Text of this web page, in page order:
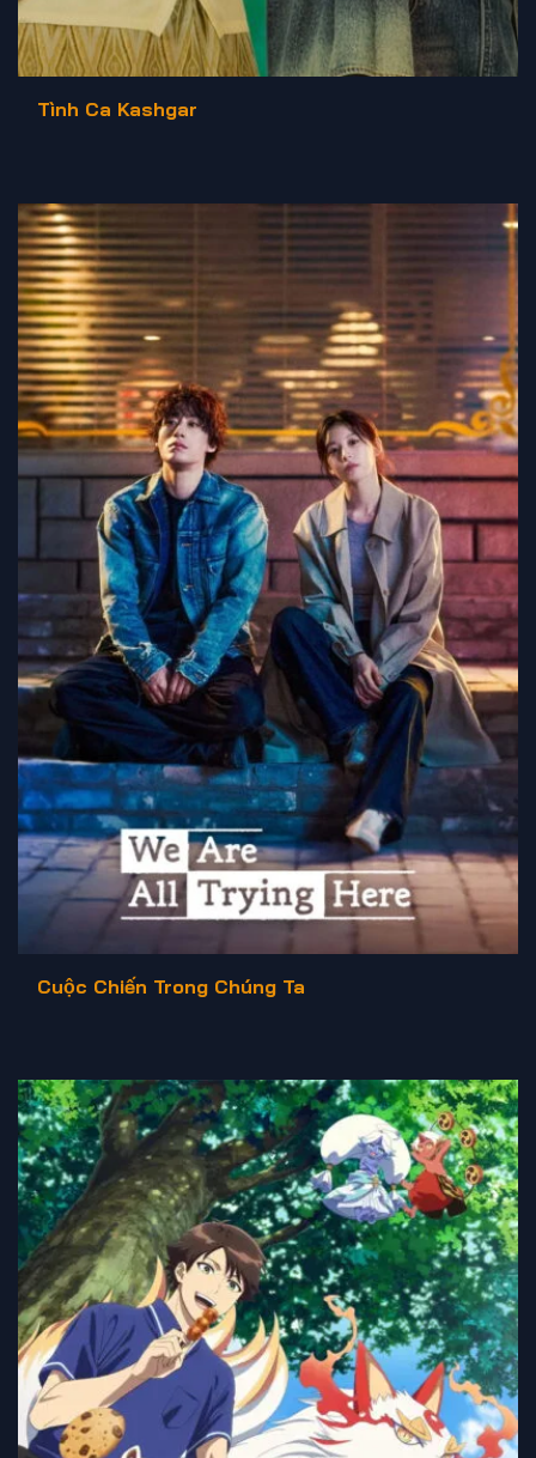
Tình Ca Kashgar
Cuộc Chiến Trong Chúng Ta